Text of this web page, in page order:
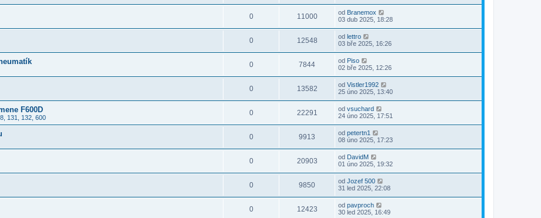
0 11000 od Branemox
03 dub 2025, 18:28
0 12548 od lettro
03 bře 2025, 16:26
0 7844 od Piso
02 bře 2025, 12:26
0 13582 od Vistler1992
25 úno 2025, 13:40
F600D
131, 132, 600
0 22291 od vsuchard
24 úno 2025, 17:51
0 9913 od petertn1
08 úno 2025, 17:23
0 20903 od DavidM
01 úno 2025, 19:32
0 9850 od Jozef 500
31 led 2025, 22:08
0 12423 od pavproch
30 led 2025, 16:49